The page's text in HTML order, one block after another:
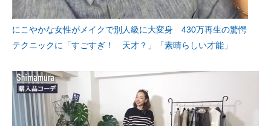
にこやかな女性がメイクで別人級に大変身 430万再生の驚愕
テクニックに「すごすぎ！ 天才？」「素晴らしい才能」